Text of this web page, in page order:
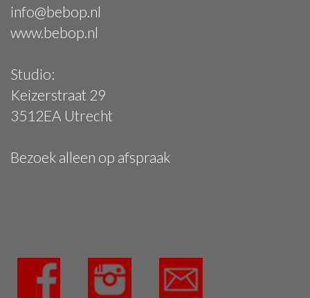
info@bebop.nl
www.bebop.nl
Studio:
Keizerstraat 29
3512EA Utrecht
Bezoek alleen op afspraak